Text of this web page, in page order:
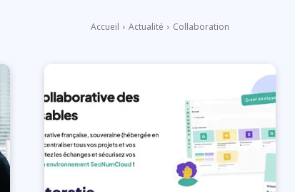
Accueil Actualité Collaboration